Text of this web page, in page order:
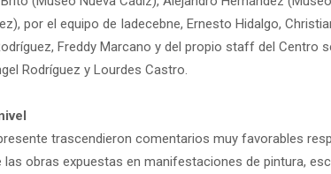
por el equipo de Iadecebne, Ernesto Hidalgo,
Freddy Marcano y del propio staff del Centro
Rodríguez y Lourdes Castro.
trascendieron comentarios muy favorables
las obras expuestas en manifestaciones de pintura,